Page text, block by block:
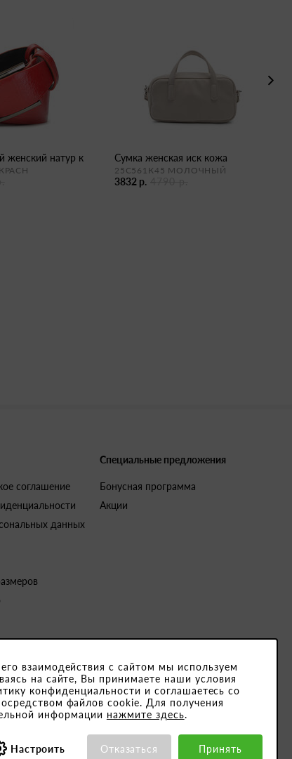
взаимодействия с сайтом мы используем
на сайте, Вы принимаете наши условия
конфиденциальности и соглашаетесь со
файлов cookie. Для получения
информации нажмите здесь.
Настроить Отказаться Принять
женский натур к сумка женская иск кожа
25С561К45 МОЛОЧНЫЙ
3832 р.
соглашение
данных
Специальные предложения
Бонусная программа
Акции
адрес закрытого акционерного общества «Белвест
501066892000